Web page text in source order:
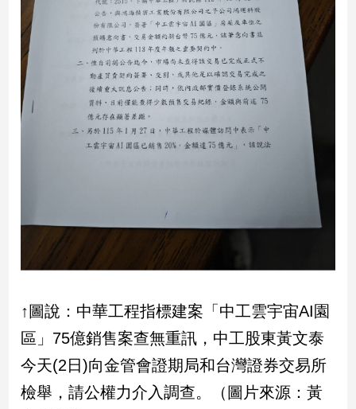
子/
感
情
藝
術
／
薦
運
動
寵
Pet
↑圖說：中華工程指標建案「中工雲宇宙AI園
區」75億銷售案查無重訊，中工股東黃文泰
今天(2日)向金管會證期局和台灣證券交易所
檢舉，請公權力介入調查。（圖片來源：黃